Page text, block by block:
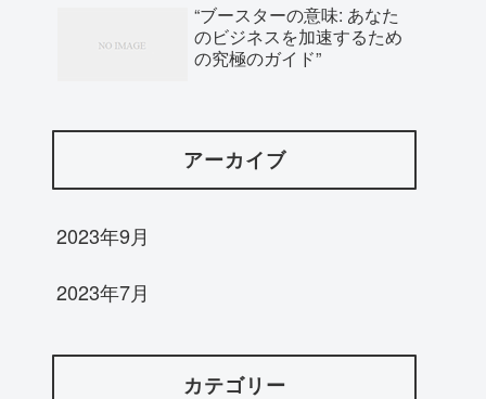
“ブースターの意味: あなた
のビジネスを加速するため
の究極のガイド”
アーカイブ
2023年9月
2023年7月
カテゴリー